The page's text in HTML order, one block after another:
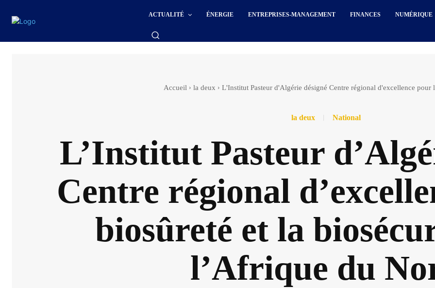
ACTUALITÉ ÉNERGIE ENTREPRISES-MANAGEMENT FINANCES NUMÉRIQUE
Accueil la deux L'Institut Pasteur d'Algérie désigné Centre régional d'excellence pour
la deux National
L’Institut Pasteur
Centre régional
biosûreté et la
l’Afrique du